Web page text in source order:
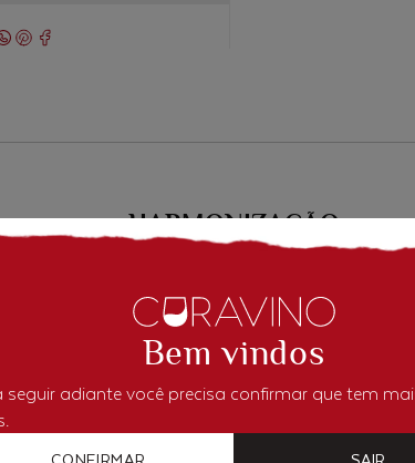
Bem vindos
seguir adiante você precisa confirmar que tem
HARMONIZAÇÃO
costeletas de cordeiro grelhadas ou